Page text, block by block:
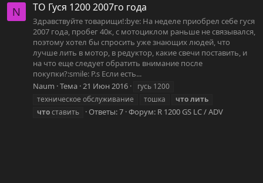
N ТО Гуся 1200 2007го года
Здравствуйте товарищи!:bye: На неделе приобрел себе гуся
2007 года, пробег 40к, с мотоциклом раньше не связывался,
поэтому хотел бы спросить уже знающих людей, что
лучше лить в мотор, в редуктор, какие свечи поставить, и
на что еще следует обратить внимание после
покупки?:smile: P.s Если есть...
Naum Тема 21 Июн 2016
гусь 1200
техническое обслуживание
тошка чтолить
чтоставить Ответы: 7 Форум: R 1200 GS LC / ADV